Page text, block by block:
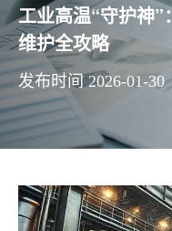
工业高温“守护神
维护全攻略
发布时间 2026-01-30